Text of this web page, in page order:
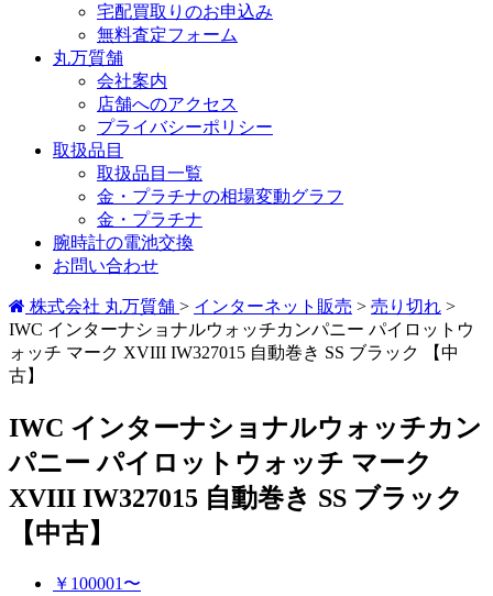
宅配買取りのお申込み
無料査定フォーム
丸万質舗
会社案内
店舗へのアクセス
プライバシーポリシー
取扱品目
取扱品目一覧
金・プラチナの相場変動グラフ
金・プラチナ
腕時計の電池交換
お問い合わせ
株式会社 丸万質舗 > インターネット販売 > 売り切れ >
IWC インターナショナルウォッチカンパニー パイロットウ
ォッチ マーク XVIII IW327015 自動巻き SS ブラック 【中
古】
IWC インターナショナルウォッチカン
パニー パイロットウォッチ マーク
XVIII IW327015 自動巻き SS ブラック
【中古】
￥100001〜